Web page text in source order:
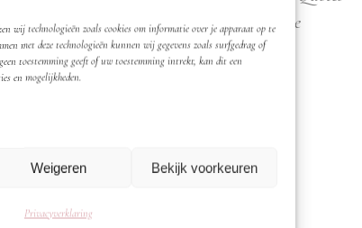
wij technologieën zoals cookies om informatie over je apparaat op te
met deze technologieën kunnen wij gegevens zoals surfgedrag of
toestemming geeft of uw toestemming intrekt, kan dit een
en mogelijkheden.
Weigeren Bekijk voorkeuren
Privacyverklaring
Tag:Quote